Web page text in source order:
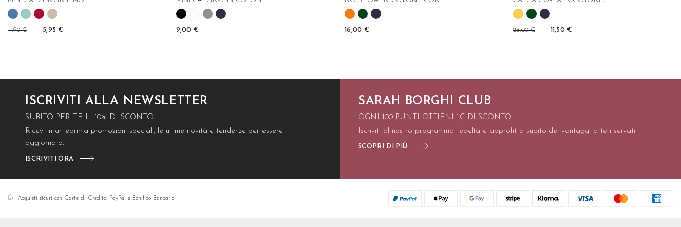
11,90 € 5,95 € 9,00 € 16,00 € 23,00 € 11,50 €
ISCRIVITI ALLA NEWSLETTER
SUBITO PER TE IL 10% DI SCONTO
Ricevi in anteprima promozioni speciali, le ultime novità e tendenze per essere
aggiornato.
ISCRIVITI ORA
SARAH BORGHI CLUB
OGNI 100 PUNTI OTTIENI 1€ DI SCONTO
Iscriviti al nostro programma fedeltà e approfitta subito dei vantaggi a te riservati
SCOPRI DI PIÙ
Acquisti sicuri con Carte di Credito, PayPal e Bonifico Bancario